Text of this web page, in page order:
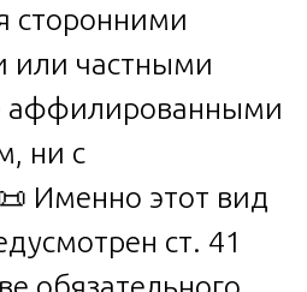
сторонними
или частными
аффилированными
ни с
Именно этот вид
ст. 41